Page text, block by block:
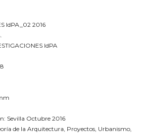
IdPA_02 2016
IdPA
Sevilla Octubre 2016
de la Arquitectura, Proyectos, Urbanismo,